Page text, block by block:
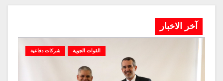
آخر الاخبار
القوات الجوية شركات دفاعية